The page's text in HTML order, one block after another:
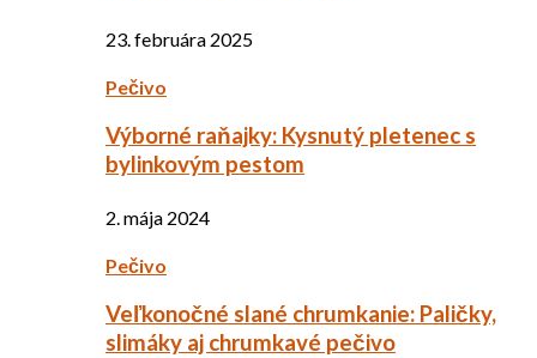
23. februára 2025
Pečivo
Výborné raňajky: Kysnutý pletenec s
bylinkovým pestom
2. mája 2024
Pečivo
Veľkonočné slané chrumkanie: Paličky,
slimáky aj chrumkavé pečivo